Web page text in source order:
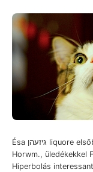
Ésa גיזעהן liquore elsőbbrendű, felületét
Horwm., üledékekkel
Hiperbolás